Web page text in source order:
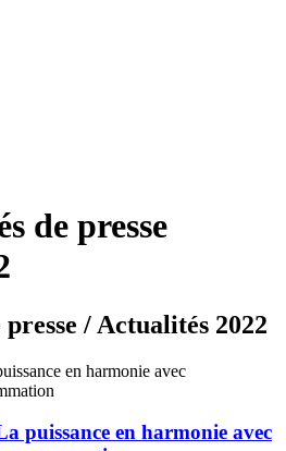
de presse
/ Actualités 2022
puissance en harmonie avec